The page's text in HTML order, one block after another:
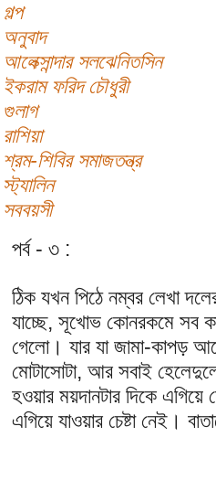
গল্প
অনুবাদ
আলেক্সান্দার সলঝেনিতসিন
ইকরাম ফরিদ চৌধুরী
গুলাগ
রাশিয়া
শ্রম-শিবির সমাজতন্ত্র
স্ট্যালিন
সববয়সী
পর্ব - ৩ :
ঠিক যখন পিঠে নম্বর লেখা
যাচ্ছে, সূখোভ কোনরকমে সব
গেলো। যার যা জামা-কাপড়
মোটাসোটা, আর সবাই
হওয়ার ময়দানটার দিকে
এগিয়ে যাওয়ার চেষ্টা নেই।